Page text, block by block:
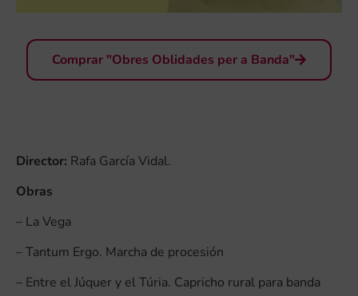
Comprar "Obres Oblidades per a Banda"
Director: Rafa García Vidal.
Obras
– La Vega
– Tantum Ergo. Marcha de procesión
– Entre el Júquer y el Túria. Capricho rural para banda